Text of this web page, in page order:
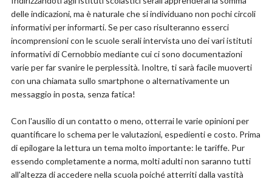
delle indicazioni, ma è naturale che si individuano non pochi circoli
informativi per informarti. Se per caso risulteranno esserci
incomprensioni con le scuole serali intervista uno dei vari istituti
informativi di Cernobbio mediante cui ci sono documentazioni
varie per far svanire le perplessità. Inoltre, ti sarà facile muoverti
con una chiamata sullo smartphone o alternativamente un
messaggio in posta, senza fatica!
Con l'ausilio di un contatto o meno, otterrai le varie opinioni per
quantificare lo schema per le valutazioni, espedienti e costo. Prima
di epilogare la lettura un tema molto importante: le tariffe. Pur
essendo completamente a norma, molti adulti non saranno tutti
all'altezza di accedere nella scuola poiché atterriti dalla vastità